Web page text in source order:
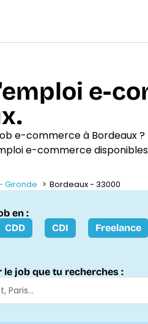
e-
e-commerce à Bordeaux
e-commerce
Gironde Bordeaux - 33000
en :
CDD CDI Freelance
job que tu recherches :